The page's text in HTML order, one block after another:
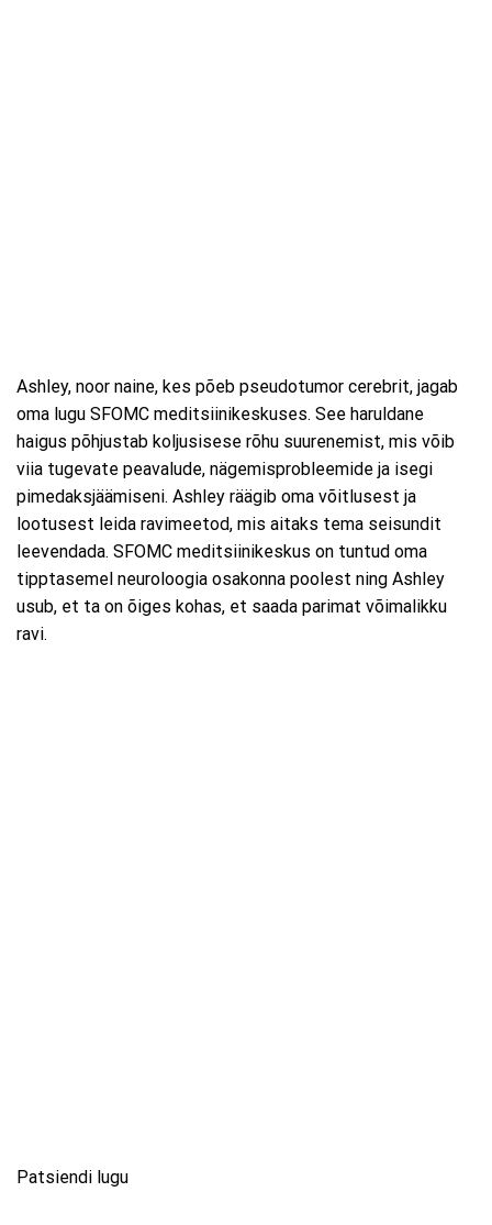
Ashley, noor naine, kes põeb pseudotumor cerebrit, jagab
oma lugu SFOMC meditsiinikeskuses. See haruldane
haigus põhjustab koljusisese rõhu suurenemist, mis võib
viia tugevate peavalude, nägemisprobleemide ja isegi
pimedaksjäämiseni. Ashley räägib oma võitlusest ja
lootusest leida ravimeetod, mis aitaks tema seisundit
leevendada. SFOMC meditsiinikeskus on tuntud oma
tipptasemel neuroloogia osakonna poolest ning Ashley
usub, et ta on õiges kohas, et saada parimat võimalikku
ravi.
Patsiendi lugu